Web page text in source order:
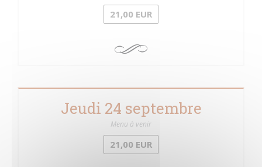
21,00 EUR
Jeudi 24 septembre
Menu à venir
21,00 EUR